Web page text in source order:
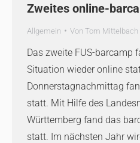
Zweites online-
Allgemein Von Tom Mittelbach
Das zweite FUS-barcamp
Situation wieder online
Donnerstagnachmittag
statt. Mit Hilfe des
Württemberg fand das
statt. Im nächsten Jahr